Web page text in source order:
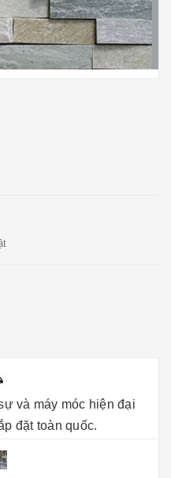
và máy móc hiện đại
đặt toàn quốc.